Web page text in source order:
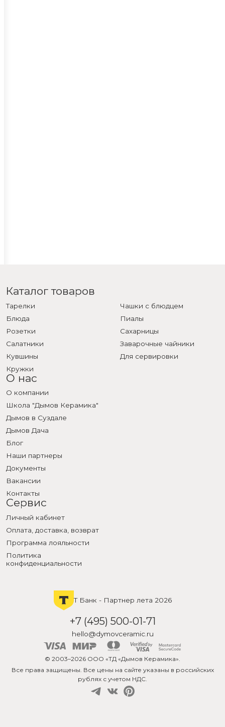
Каталог товаров
Тарелки
Блюда
Розетки
Салатники
Кувшины
Кружки
Чашки с блюдцем
Пиалы
Сахарницы
Заварочные чайники
Для сервировки
О нас
О компании
Школа "Дымов Керамика"
Дымов в Суздале
Дымов Дача
Блог
Наши партнеры
Документы
Вакансии
Контакты
Сервис
Личный кабинет
Оплата, доставка, возврат
Программа лояльности
Политика
конфиденциальности
Т Банк - Партнер лета 2026
+7 (495) 500-01-71
hello@dymovceramic.ru
© 2003–2026 ООО «ТД «Дымов Керамика».
Все права защищены. Все цены на сайте указаны в российских
рублях с учетом НДС.